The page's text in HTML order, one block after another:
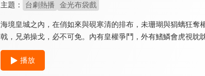
主題： 台劇熱播 金光布袋戲
海境皇城之內，在俏如來與硯寒清的排布，未珊瑚與狷螭狂
戟，兄弟操戈，必不可免。內有皇權爭鬥，外有鰭鱗會虎視
播放